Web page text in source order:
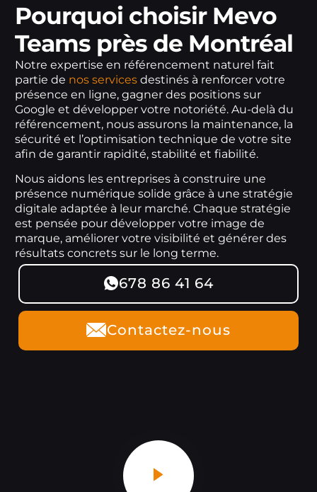
Pourquoi choisir Mevo
Teams près de Montréal
Notre expertise en référencement naturel fait
partie de nos services destinés à renforcer votre
présence en ligne, gagner des positions sur
Google et développer votre notoriété. Au-delà du
référencement, nous assurons la maintenance, la
sécurité et l’optimisation technique de votre site
afin de garantir rapidité, stabilité et fiabilité.
Nous aidons les entreprises à construire une
présence numérique solide grâce à une stratégie
digitale adaptée à leur marché. Chaque stratégie
est pensée pour développer votre image de
marque, améliorer votre visibilité et générer des
résultats concrets sur le long terme.
678 86 41 64
Contactez-nous